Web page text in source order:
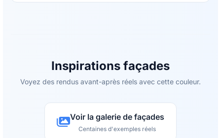
Inspirations façades
Voyez des rendus avant-après réels avec cette couleur.
Voir la galerie de façades
Centaines d'exemples réels